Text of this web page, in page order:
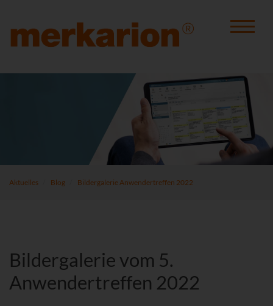
Aktuelles Blog Bildergalerie Anwendertreffen 2022
Bildergalerie vom 5.
Anwendertreffen 2022